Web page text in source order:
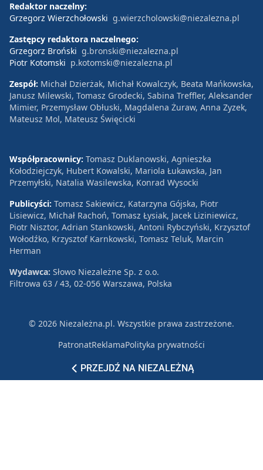
PRZEJDŹ NA NIEZALEŻNĄ
Redaktor naczelny:
Grzegorz Wierzchołowski g.wierzcholowski@niezalezna.pl
Zastępcy redaktora naczelnego:
Grzegorz Broński g.bronski@niezalezna.pl
Piotr Kotomski p.kotomski@niezalezna.pl
Zespół: Michał Dzierżak, Michał Kowalczyk, Beata Mańkowska,
Janusz Milewski, Tomasz Grodecki, Sabina Treffler, Aleksander
Mimier, Przemysław Obłuski, Magdalena Żuraw, Anna Zyzek,
Mateusz Mol, Mateusz Święcicki
Współpracownicy: Tomasz Duklanowski, Agnieszka
Kołodziejczyk, Hubert Kowalski, Mariola Łukawska, Jan
Przemyłski, Natalia Wasilewska, Konrad Wysocki
Publicyści: Tomasz Sakiewicz, Katarzyna Gójska, Piotr
Lisiewicz, Michał Rachoń, Tomasz Łysiak, Jacek Liziniewicz,
Piotr Nisztor, Adrian Stankowski, Antoni Rybczyński, Krzysztof
Wołodźko, Krzysztof Karnkowski, Tomasz Teluk, Marcin
Herman
Wydawca: Słowo Niezależne Sp. z o.o.
Filtrowa 63 / 43, 02-056 Warszawa, Polska
© 2026 Niezależna.pl. Wszystkie prawa zastrzeżone.
PatronatReklamaPolityka prywatności